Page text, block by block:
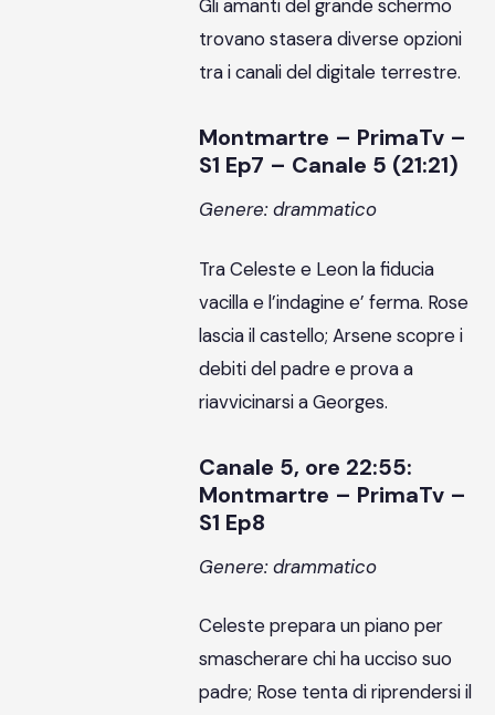
Gli amanti del grande schermo
trovano stasera diverse opzioni
tra i canali del digitale terrestre.
Montmartre – PrimaTv –
S1 Ep7 – Canale 5 (21:21)
Genere: drammatico
Tra Celeste e Leon la fiducia
vacilla e l’indagine e’ ferma. Rose
lascia il castello; Arsene scopre i
debiti del padre e prova a
riavvicinarsi a Georges.
Canale 5, ore 22:55:
Montmartre – PrimaTv –
S1 Ep8
Genere: drammatico
Celeste prepara un piano per
smascherare chi ha ucciso suo
padre; Rose tenta di riprendersi il